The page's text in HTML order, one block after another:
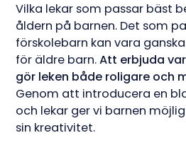
Vilka lekar som passar bäst
åldern på barnen. Det som
förskolebarn kan vara
för äldre barn.Att erbjuda
gör leken både roligare och
Genom att introducera en
och lekar ger vi barnen
sin kreativitet.